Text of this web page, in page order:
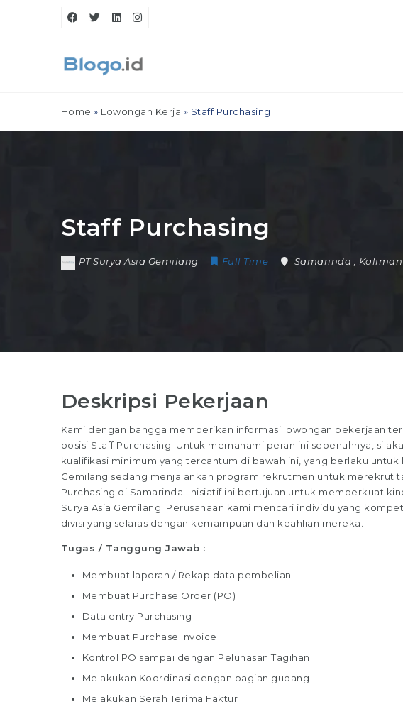
Home » Lowongan Kerja » Staff Purchasing
Staff Purchasing
PT Surya Asia Gemilang Full Time Samarinda
Deskripsi Pekerjaan
Kami dengan bangga memberikan informasi lowongan pekerjaan
posisi Staff Purchasing. Untuk memahami peran ini sepenuhnya,
kualifikasi minimum yang tercantum di bawah ini, yang berlaku untuk
Gemilang sedang menjalankan program rekrutmen untuk merekrut
Purchasing di Samarinda. Inisiatif ini bertujuan untuk memperkuat
Surya Asia Gemilang. Perusahaan kami mencari individu yang
divisi yang selaras dengan kemampuan dan keahlian mereka.
Tugas / Tanggung Jawab :
Membuat laporan / Rekap data pembelian
Membuat Purchase Order (PO)
Data entry Purchasing
Membuat Purchase Invoice
Kontrol PO sampai dengan Pelunasan Tagihan
Melakukan Koordinasi dengan bagian gudang
Melakukan Serah Terima Faktur